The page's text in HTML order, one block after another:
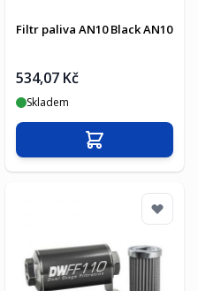
Filtr paliva AN10 Black AN10
534,07 Kč
Skladem
Přidat do košíku